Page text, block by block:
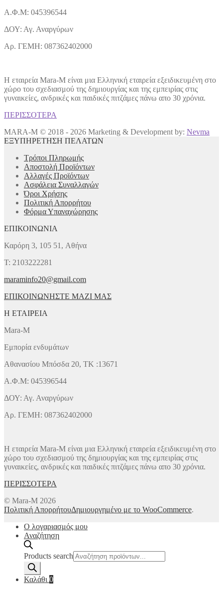
Α.Φ.Μ: 045396544
ΔΟΥ: Αγ. Αναργύρων
Αρ. ΓΕΜΗ: 087362402000
Η εταιρεία Mara-M είναι μια Ελληνική εταιρεία εξειδικευμένη στο
χώρο του σχεδιασμού της δημιουργίας και της εμπειρίας στις
γυναικείες, ανδρικές και παιδικές πιτζάμες πάνω απο 30 χρόνια.
ΠΕΡΙΣΣΟΤΕΡΑ
MARA-M © 2018 - 2026 Marketing & Development by: Nevma
ΕΞΥΠΗΡΕΤΗΣΗ ΠΕΛΑΤΩΝ
Τρόποι Πληρωμής
Αποστολή Προϊόντων
Αλλαγές Προϊόντων
Ασφάλεια Συναλλαγών
Όροι Χρήσης
Πολιτική Απορρήτου
Φόρμα Υπαναχώρησης
ΕΠΙΚΟΙΝΩΝΙΑ
Καρόρη 3, 105 51, Aθήνα
T: 2103222281
maraminfo20@gmail.com
ΕΠΙΚΟΙΝΩΝΗΣΤΕ ΜΑΖΙ ΜΑΣ
H ETAIΡΕΙΑ
Mara-M
Εμπορία ενδυμάτων
Αθανασίου Μπόσδα 20, ΤΚ :13671
Α.Φ.Μ: 045396544
ΔΟΥ: Αγ. Αναργύρων
Αρ. ΓΕΜΗ: 087362402000
Η εταιρεία Mara-M είναι μια Ελληνική εταιρεία εξειδικευμένη στο
χώρο του σχεδιασμού της δημιουργίας και της εμπειρίας στις
γυναικείες, ανδρικές και παιδικές πιτζάμες πάνω απο 30 χρόνια.
ΠΕΡΙΣΣΟΤΕΡΑ
© Mara-M 2026
Πολιτική ΑπορρήτουΔημιουργημένο με το WooCommerce.
Ο λογαριασμός μου
Αναζήτηση
Products search
Καλάθι 0